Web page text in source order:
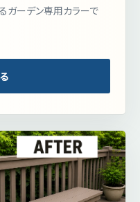
ガーデン専用カラーで